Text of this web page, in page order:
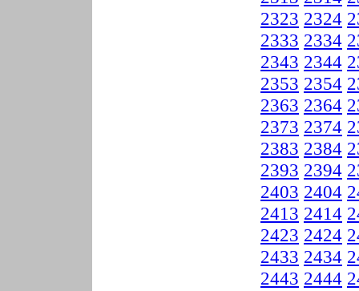
2323 2324
2333 2334
2343 2344
2353 2354
2363 2364
2373 2374
2383 2384
2393 2394
2403 2404
2413 2414
2423 2424
2433 2434
2443 2444